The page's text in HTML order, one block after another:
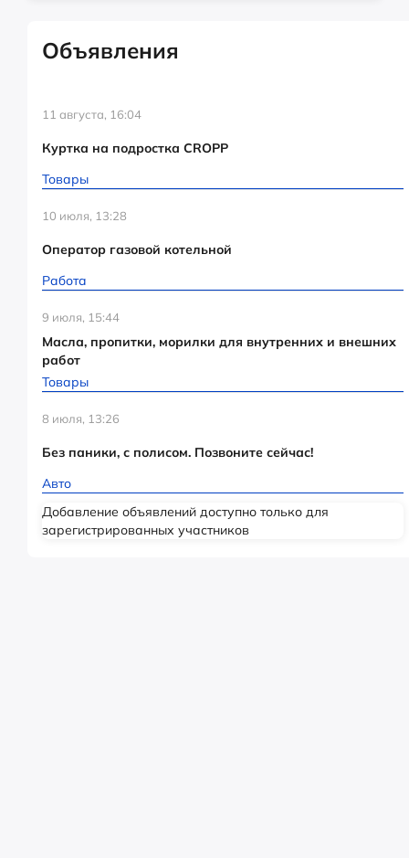
Объявления
11 августа, 16:04
Куртка на подростка CROPP
Товары
10 июля, 13:28
Оператор газовой котельной
Работа
9 июля, 15:44
Масла, пропитки, морилки для внутренних и внешних
работ
Товары
8 июля, 13:26
Без паники, с полисом. Позвоните сейчас!
Авто
Добавление объявлений доступно только для
зарегистрированных участников